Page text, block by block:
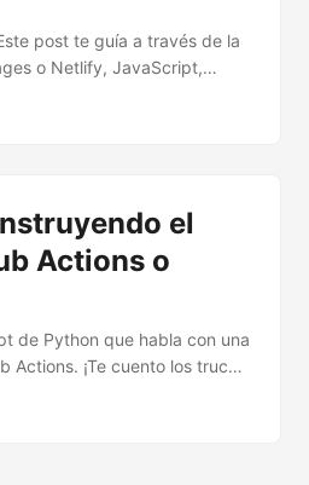
post te guía a través de la
o Netlify, JavaScript,
el
Actions o
de Python que habla con una
¡Te cuento los trucos¡Hola! Soy tu